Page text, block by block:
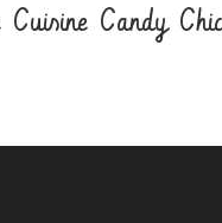
Cuisine Candy